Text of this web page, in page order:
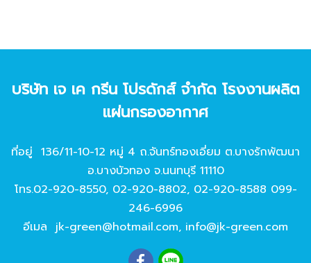
บริษัท เจ เค กรีน โปรดักส์ จํากัด โรงงานผลิต
แผ่นกรองอากาศ
ที่อยู่ 136/11-10-12 หมู่ 4 ถ.จันทร์ทองเอี่ยม ต.บางรักพัฒนา
อ.บางบัวทอง จ.นนทบุรี 11110
โทร.02-920-8550, 02-920-8802, 02-920-8588 099-
246-6996
อีเมล jk-green@hotmail.com, info@jk-green.com